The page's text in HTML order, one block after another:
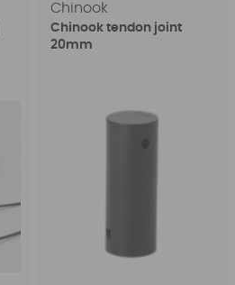
Chinook
Chinook tendon joint
20mm